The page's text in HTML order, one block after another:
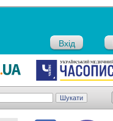
Вхід